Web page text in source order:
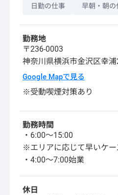
日勤の仕事 早朝・朝の
勤務地
〒236-0003
神奈川県横浜市金沢区幸浦
Google Mapで見る
※受動喫煙対策あり
勤務時間
・6:00～15:00
※エリアに応じて早いケー
・4:00～7:00始業
休日